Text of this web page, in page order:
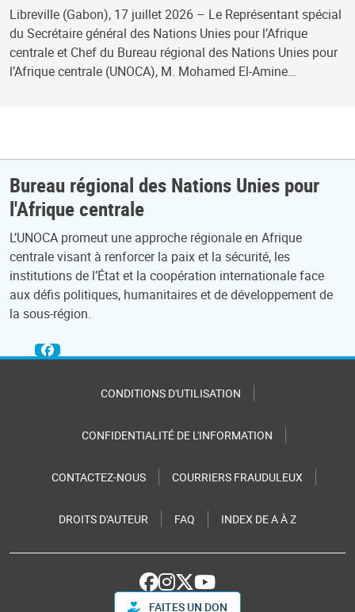
Libreville (Gabon), 17 juillet 2026 – Le Représentant spécial
du Secrétaire général des Nations Unies pour l’Afrique
centrale et Chef du Bureau régional des Nations Unies pour
l’Afrique centrale (UNOCA), M. Mohamed El-Amine…
Bureau régional des Nations Unies pour
l'Afrique centrale
L’UNOCA promeut une approche régionale en Afrique
centrale visant à renforcer la paix et la sécurité, les
institutions de l’État et la coopération internationale face
aux défis politiques, humanitaires et de développement de
la sous-région.
CONDITIONS D'UTILISATION
CONFIDENTIALITÉ DE L'INFORMATION
CONTACTEZ-NOUS COURRIERS FRAUDULEUX
DROITS D'AUTEUR FAQ INDEX DE A À Z
FAITES UN DON